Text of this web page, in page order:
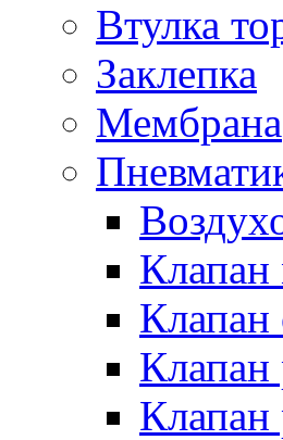
Втулка
Заклепка
Мембрана
Клапан
Клапан
Клапан
Клапан